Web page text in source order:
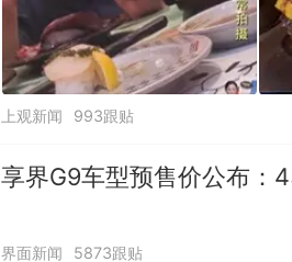
上观新闻 993跟贴
享界G9车型预售价公布：
界面新闻 5873跟贴